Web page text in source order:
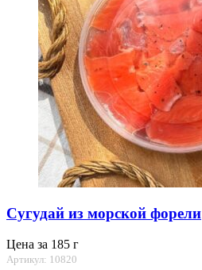
Сугудай из морской форели
Цена за 185 г
Артикул: 10820